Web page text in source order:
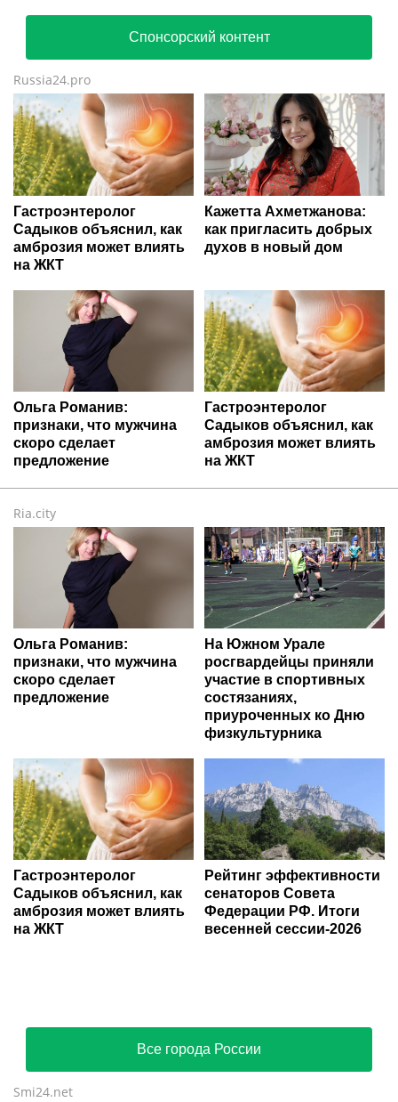
Спонсорский контент
Russia24.pro
Гастроэнтеролог
Садыков объяснил, как
амброзия может влиять
на ЖКТ
Кажетта Ахметжанова:
как пригласить добрых
духов в новый дом
Ольга Романив:
признаки, что мужчина
скоро сделает
предложение
Гастроэнтеролог
Садыков объяснил, как
амброзия может влиять
на ЖКТ
Ria.city
Ольга Романив:
признаки, что мужчина
скоро сделает
предложение
На Южном Урале
росгвардейцы приняли
участие в спортивных
состязаниях,
приуроченных ко Дню
физкультурника
Гастроэнтеролог
Садыков объяснил, как
амброзия может влиять
на ЖКТ
Рейтинг эффективности
сенаторов Совета
Федерации РФ. Итоги
весенней сессии-2026
Все города России
Smi24.net